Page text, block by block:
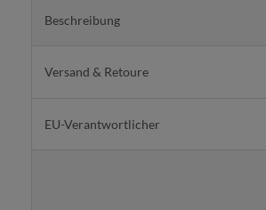
Beschreibung
Versand & Retoure
EU-Verantwortlicher